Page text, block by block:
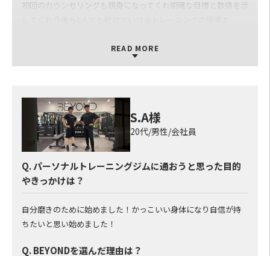
初回のカウンセリングも親身になってくれ明確な目標と数値を示
だなと思い入会を決めました。
しっかりコミニケーションをとってくれ、要望などをヒアリング
してそれを取り入れたトレーニングメニューを組んでくれたり私
に合わせた食事のメニューを提案してくれます。
自分１人では悩んだり、迷ったりしてしまうことなどの相談も親
身に乗ってくれるので
無理なくトレーニング、ボディメイクが出来ています。
Q. BEYONDのパーソナルトレーナーについて
エリックはすごく話やすくて知識も豊富でとても寄り添ってトレ
READ MORE
S.A様
20代/男性/会社員
Q. パーソナルトレーニングジムに通おうと思った目的
やきっかけは？
自分磨きのために始めました！かっこいい身体になり自信が持
ちたいと思い始めました！
Q. BEYONDを選んだ理由は？